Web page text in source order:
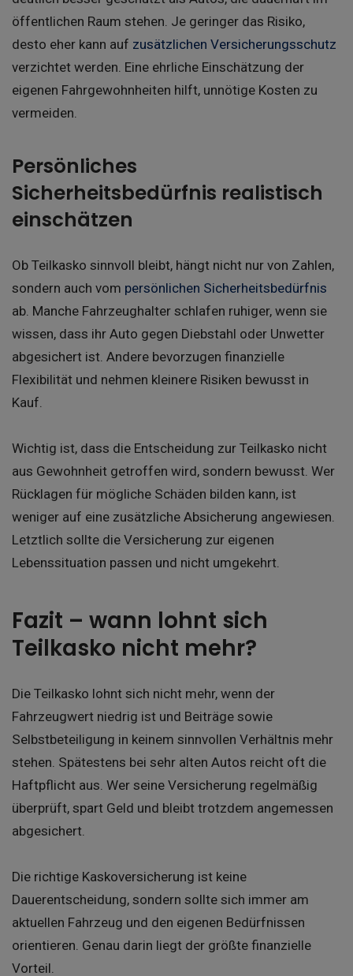
öffentlichen Raum stehen. Je geringer das Risiko,
desto eher kann auf zusätzlichen Versicherungsschutz
verzichtet werden. Eine ehrliche Einschätzung der
eigenen Fahrgewohnheiten hilft, unnötige Kosten zu
vermeiden.
Persönliches
Sicherheitsbedürfnis realistisch
einschätzen
Ob Teilkasko sinnvoll bleibt, hängt nicht nur von Zahlen,
sondern auch vom persönlichen Sicherheitsbedürfnis
ab. Manche Fahrzeughalter schlafen ruhiger, wenn sie
wissen, dass ihr Auto gegen Diebstahl oder Unwetter
abgesichert ist. Andere bevorzugen finanzielle
Flexibilität und nehmen kleinere Risiken bewusst in
Kauf.
Wichtig ist, dass die Entscheidung zur Teilkasko nicht
aus Gewohnheit getroffen wird, sondern bewusst. Wer
Rücklagen für mögliche Schäden bilden kann, ist
weniger auf eine zusätzliche Absicherung angewiesen.
Letztlich sollte die Versicherung zur eigenen
Lebenssituation passen und nicht umgekehrt.
Fazit – wann lohnt sich
Teilkasko nicht mehr?
Die Teilkasko lohnt sich nicht mehr, wenn der
Fahrzeugwert niedrig ist und Beiträge sowie
Selbstbeteiligung in keinem sinnvollen Verhältnis mehr
stehen. Spätestens bei sehr alten Autos reicht oft die
Haftpflicht aus. Wer seine Versicherung regelmäßig
überprüft, spart Geld und bleibt trotzdem angemessen
abgesichert.
Die richtige Kaskoversicherung ist keine
Dauerentscheidung, sondern sollte sich immer am
aktuellen Fahrzeug und den eigenen Bedürfnissen
orientieren. Genau darin liegt der größte finanzielle
Vorteil.